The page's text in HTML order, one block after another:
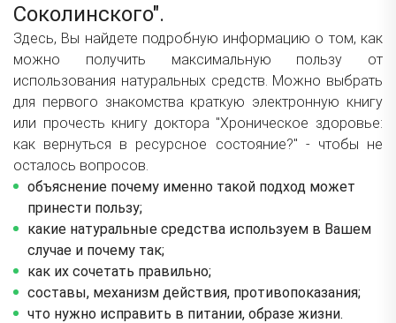
Соколинского".
Здесь, Вы найдете подробную информацию о том, как
можно получить максимальную пользу от
использования натуральных средств. Можно выбрать
для первого знакомства краткую электронную книгу
или прочесть книгу доктора "Хроническое здоровье:
как вернуться в ресурсное состояние?" - чтобы не
осталось вопросов.
объяснение почему именно такой подход может
принести пользу;
какие натуральные средства используем в Вашем
случае и почему так;
как их сочетать правильно;
составы, механизм действия, противопоказания;
что нужно исправить в питании, образе жизни.